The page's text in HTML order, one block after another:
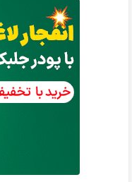
مامان تو
ببخش اگه
ببخش اگه
آخه فقط
نمیتونم
هیشکی